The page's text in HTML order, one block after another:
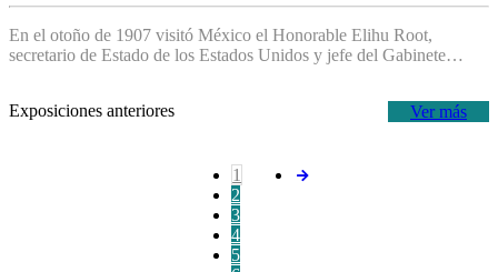
En el otoño de 1907 visitó México el Honorable Elihu Root,
secretario de Estado de los Estados Unidos y jefe del Gabinete…
Ver más
Exposiciones anteriores
1
2
3
4
5